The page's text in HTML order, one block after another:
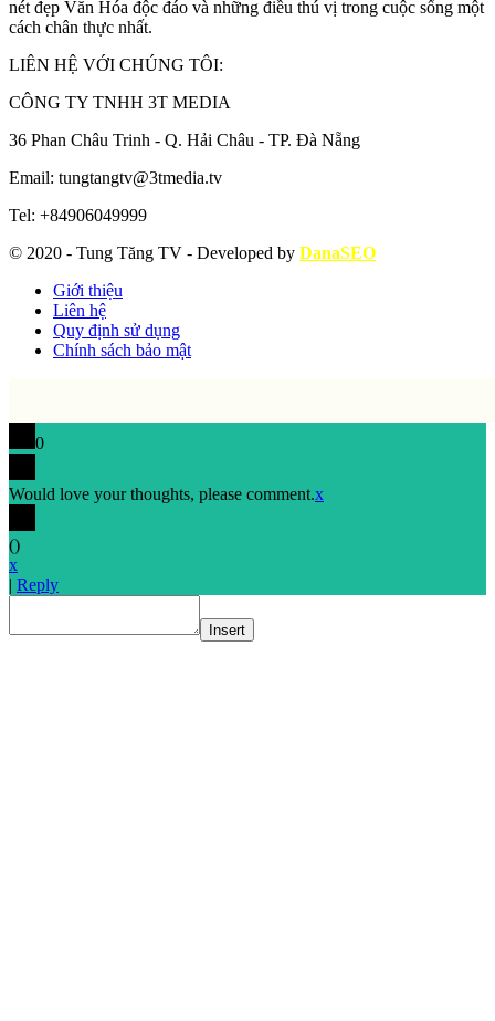
nét đẹp Văn Hóa độc đáo và những điều thú vị trong cuộc sống một
cách chân thực nhất.
LIÊN HỆ VỚI CHÚNG TÔI:
CÔNG TY TNHH 3T MEDIA
36 Phan Châu Trinh - Q. Hải Châu - TP. Đà Nẵng
Email: tungtangtv@3tmedia.tv
Tel: +84906049999
© 2020 - Tung Tăng TV - Developed by DanaSEO
Giới thiệu
Liên hệ
Quy định sử dụng
Chính sách bảo mật
0
Would love your thoughts, please comment.x
()
x
| Reply
Insert